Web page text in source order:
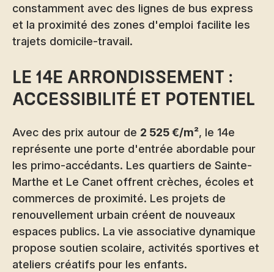
constamment avec des lignes de bus express
et la proximité des zones d'emploi facilite les
trajets domicile-travail.
Le 14e arrondissement :
accessibilité et potentiel
Avec des prix autour de 2 525 €/m², le 14e
représente une porte d'entrée abordable pour
les primo-accédants. Les quartiers de Sainte-
Marthe et Le Canet offrent crèches, écoles et
commerces de proximité. Les projets de
renouvellement urbain créent de nouveaux
espaces publics. La vie associative dynamique
propose soutien scolaire, activités sportives et
ateliers créatifs pour les enfants.